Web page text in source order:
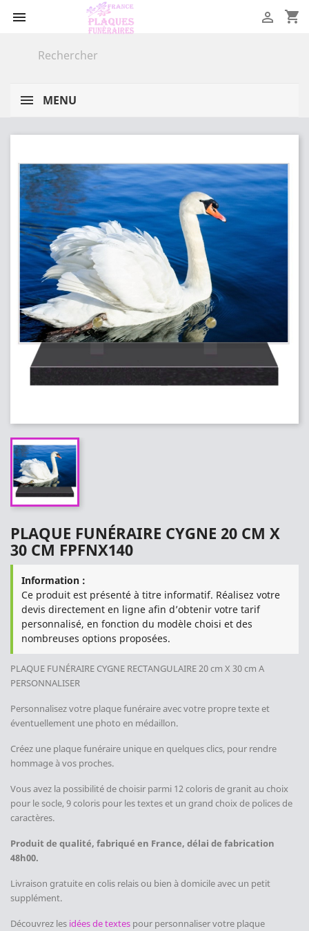
 shopping_cart

MENU
PLAQUE FUNÉRAIRE CYGNE 20 CM X
30 CM FPFNX140
Information :
Ce produit est présenté à titre informatif. Réalisez votre
devis directement en ligne afin d’obtenir votre tarif
personnalisé, en fonction du modèle choisi et des
nombreuses options proposées.
PLAQUE FUNÉRAIRE CYGNE RECTANGULAIRE 20 cm X 30 cm A
PERSONNALISER
Personnalisez votre plaque funéraire avec votre propre texte et
éventuellement une photo en médaillon.
Créez une plaque funéraire unique en quelques clics, pour rendre
hommage à vos proches.
Vous avez la possibilité de choisir parmi 12 coloris de granit au choix
pour le socle, 9 coloris pour les textes et un grand choix de polices de
caractères.
Produit de qualité, fabriqué en France, délai de fabrication
48h00.
Livraison gratuite en colis relais ou bien à domicile avec un petit
supplément.
Découvrez les idées de textes pour personnaliser votre plaque